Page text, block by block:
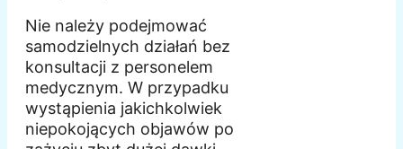
Nie należy podejmować
samodzielnych działań bez
konsultacji z personelem
medycznym. W przypadku
wystąpienia jakichkolwiek
niepokojących objawów po